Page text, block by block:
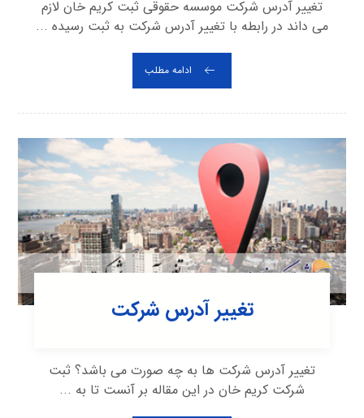
تغییر آدرس شرکت موسسه حقوقی ثبت کریم خان لازم
می داند در رابطه با تغییر آدرس شرکت به ثبت رسیده ...
ادامه مطلب
تغییر آدرس شرکت
تغییر آدرس شرکت ها به چه صورت می باشد؟ ثبت
شرکت کریم خان در این مقاله بر آنست تا به ...